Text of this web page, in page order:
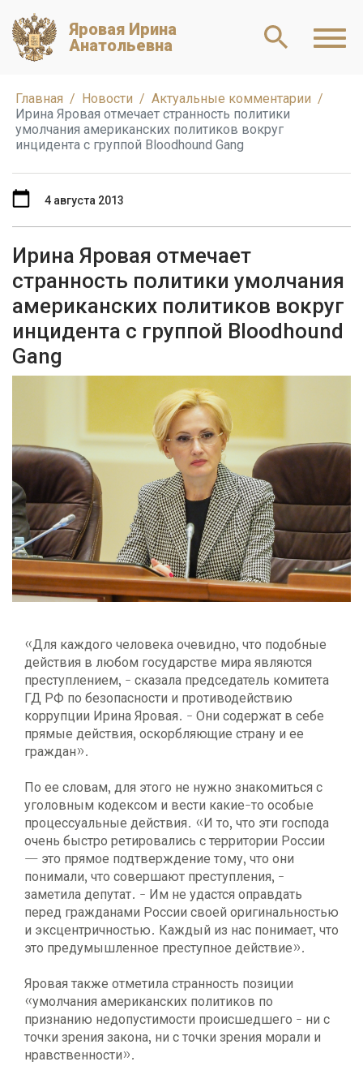
Яровая Ирина
Анатольевна
Главная Новости
Актуальные комментарии
Ирина Яровая отмечает странность политики
умолчания американских политиков вокруг
инцидента с группой Bloodhound Gang
Ирина Яровая отмечает
странность политики умолчания
американских политиков вокруг
инцидента с группой Bloodhound
Gang
4 августа 2013
«Для каждого человека очевидно, что подобные
действия в любом государстве мира являются
преступлением, - сказала председатель комитета
ГД РФ по безопасности и противодействию
коррупции Ирина Яровая. - Они содержат в себе
прямые действия, оскорбляющие страну и ее
граждан».
По ее словам, для этого не нужно знакомиться с
уголовным кодексом и вести какие-то особые
процессуальные действия. «И то, что эти господа
очень быстро ретировались с территории России
— это прямое подтверждение тому, что они
понимали, что совершают преступления, -
заметила депутат. - Им не удастся оправдать
перед гражданами России своей оригинальностью
и эксцентричностью. Каждый из нас понимает, что
это предумышленное преступное действие».
Яровая также отметила странность позиции
«умолчания американских политиков по
признанию недопустимости происшедшего - ни с
точки зрения закона, ни с точки зрения морали и
нравственности».